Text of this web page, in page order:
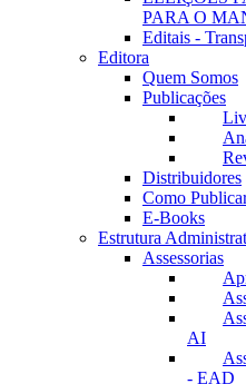
PARA O
Editais -
Editora
Quem Somos
Publicações
Distribuidores
Como
E-Books
Estrutura
Assessorias
AI
- EAD